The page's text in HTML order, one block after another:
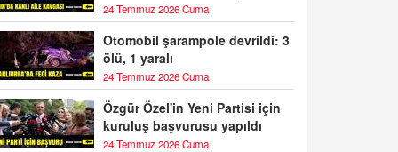
24 Temmuz 2026 Cuma
Otomobil şarampole devrildi: 3
ölü, 1 yaralı
24 Temmuz 2026 Cuma
Özgür Özel'in Yeni Partisi için
kuruluş başvurusu yapıldı
24 Temmuz 2026 Cuma